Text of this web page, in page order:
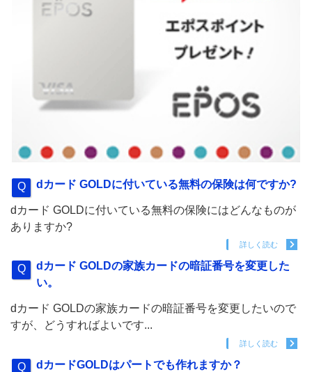
dカード GOLDに付いている無料の保険は何ですか?
dカード GOLDに付いている無料の保険にはどんなものが
ありますか?
詳しく読む
dカード GOLDの家族カードの暗証番号を変更した
い。
dカード GOLDの家族カードの暗証番号を変更したいので
すが、どうすればよいです...
詳しく読む
dカードGOLDはパートでも作れますか？